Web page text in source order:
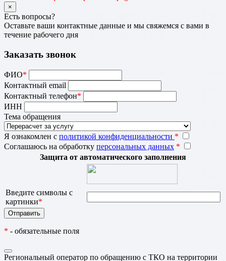
×
Есть вопросы?
Оставьте ваши контактные данные и мы свяжемся с вами в
течение рабочего дня
Заказать звонок
ФИО*
Контактный email
Контактный телефон*
ИНН
Тема обращения
Я ознакомлен с политикой конфиденциальности *
Соглашаюсь на обработку персональных данных *
Защита от автоматического заполнения
Введите символы с
картинки*
* - обязательные поля
Региональный оператор по обращению с ТКО на территории